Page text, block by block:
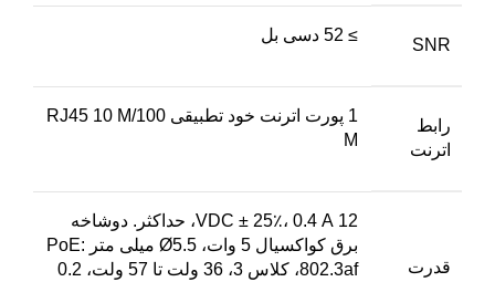
SNR
≥ 52 دسی بل
رابط
اترنت
1 پورت اترنت خود تطبیقی ​​RJ45 10 M/100
M
قدرت
12 VDC ± 25٪، 0.4 A، حداکثر. دوشاخه
برق کواکسیال 5 وات، Ø5.5 میلی متر PoE:
802.3af، کلاس 3، 36 ولت تا 57 ولت، 0.2